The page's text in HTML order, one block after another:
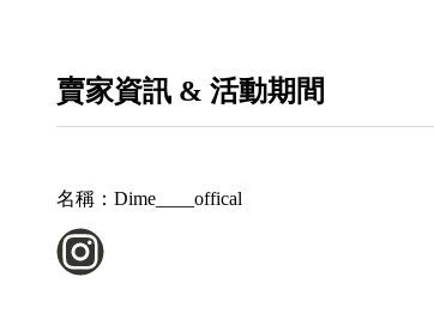
賣家資訊 & 活動期間
名稱： Dime____offical